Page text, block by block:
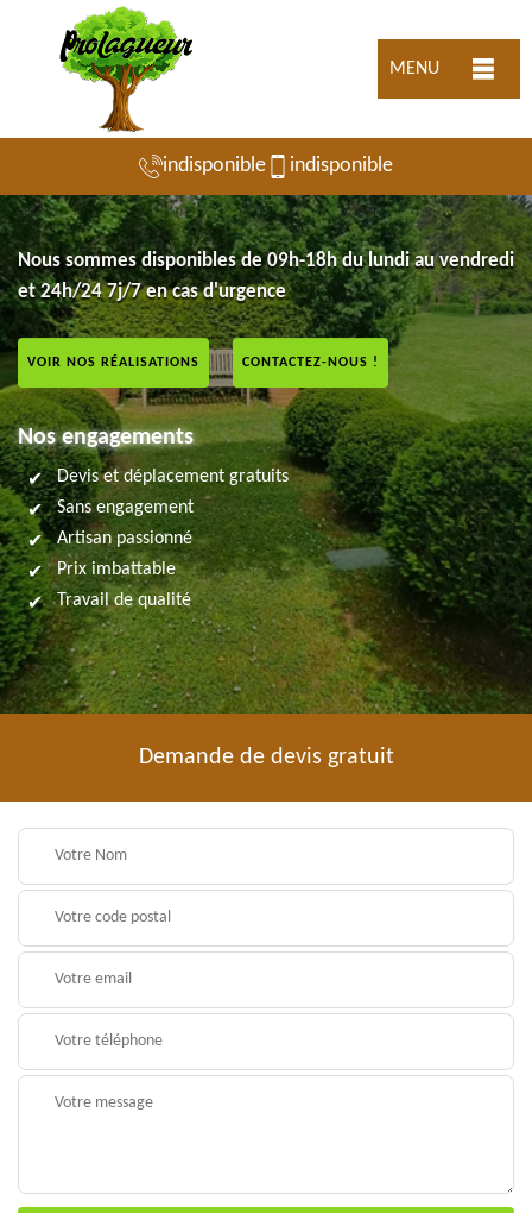
MENU
indisponible indisponible
Nous sommes disponibles de 09h-18h du lundi au vendredi
et 24h/24 7j/7 en cas d'urgence
VOIR NOS RÉALISATIONS CONTACTEZ-NOUS !
Nos engagements
Devis et déplacement gratuits
Sans engagement
Artisan passionné
Prix imbattable
Travail de qualité
Demande de devis gratuit